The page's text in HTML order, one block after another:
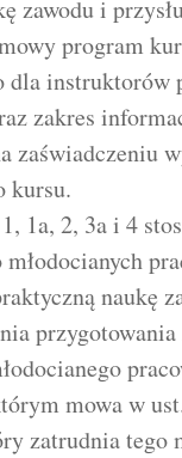
zawodu i
program
dla instruktorów
zakres
zaświadczeniu
kursu.
1a, 2, 3a i 4
naukę
przygotowania
mowa w
zatrudnia tego